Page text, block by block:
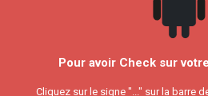
Pour avoir Check sur
Cliquez sur le signe "..." sur la barre